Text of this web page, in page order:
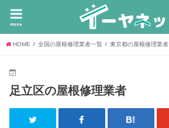
menu
HOME 全国の屋根修理業者一覧 東京都の屋根修理業者
足立区の屋根修理業者